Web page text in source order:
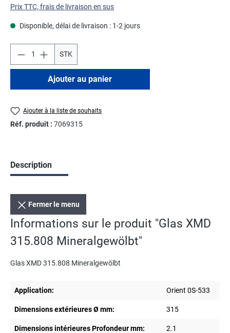
Prix TTC, frais de livraison en sus
Disponible, délai de livraison : 1-2 jours
STK
Ajouter au panier
Ajouter à la liste de souhaits
Réf. produit : 7069315
Description
Fermer le menu
Informations sur le produit "Glas XMD
315.808 Mineralgewölbt"
Glas XMD 315.808 Mineralgewölbt
Application: Orient 0S-533
Dimensions extérieures Ø mm: 315
Dimensions intérieures Profondeur mm: 2.1